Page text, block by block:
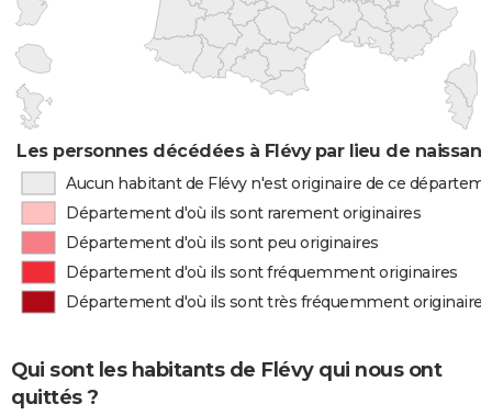
Les personnes décédées à Flévy par lieu de
Aucun habitant de Flévy n'est originaire de ce
Département d'où ils sont rarement originaires
Département d'où ils sont peu originaires
Département d'où ils sont fréquemment originaires
Département d'où ils sont très fréquemment originaires
Qui sont les habitants de Flévy qui nous ont
quittés ?